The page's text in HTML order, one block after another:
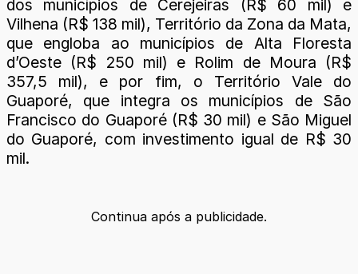
dos municípios de Cerejeiras (R$ 60 mil) e
Vilhena (R$ 138 mil), Território da Zona da Mata,
que engloba ao municípios de Alta Floresta
d’Oeste (R$ 250 mil) e Rolim de Moura (R$
357,5 mil), e por fim, o Território Vale do
Guaporé, que integra os municípios de São
Francisco do Guaporé (R$ 30 mil) e São Miguel
do Guaporé, com investimento igual de R$ 30
mil.
Continua após a publicidade.